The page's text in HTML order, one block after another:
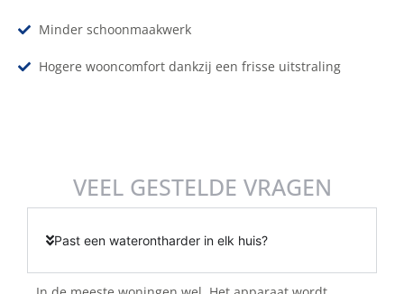
Minder schoonmaakwerk
Hogere wooncomfort dankzij een frisse uitstraling
VEEL GESTELDE VRAGEN
Past een waterontharder in elk huis?